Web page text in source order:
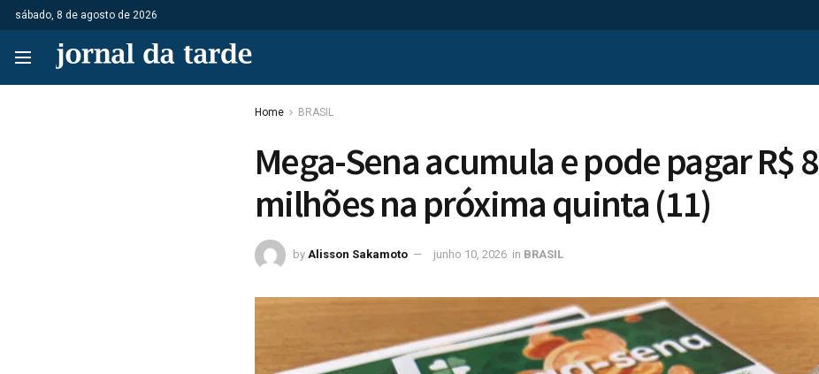
sábado, 8 de agosto de 2026
Home BRASIL
Mega-Sena acumula e pode pagar R$ 8
milhões na próxima quinta (11)
by Alisson Sakamoto junho 10, 2026 in BRASIL